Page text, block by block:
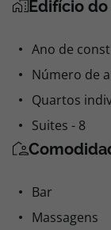
Edifício
Ano de
Número de
Quartos
Suites - 8
Bar
Massagens